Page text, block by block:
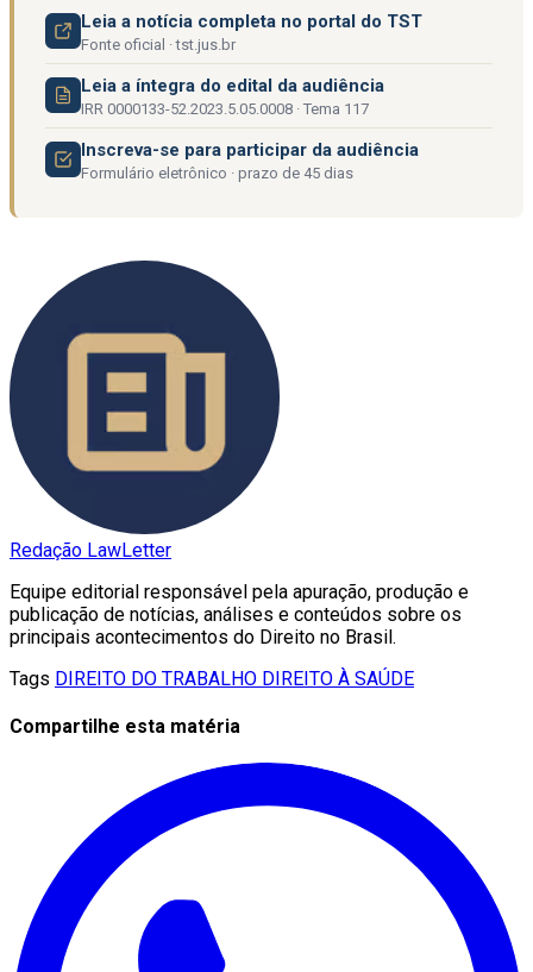
Leia a notícia completa no portal do TST
Fonte oficial · tst.jus.br
Leia a íntegra do edital da audiência
IRR 0000133-52.2023.5.05.0008 · Tema 117
Inscreva-se para participar da audiência
Formulário eletrônico · prazo de 45 dias
Redação LawLetter
Equipe editorial responsável pela apuração, produção e
publicação de notícias, análises e conteúdos sobre os
principais acontecimentos do Direito no Brasil.
Tags DIREITO DO TRABALHO DIREITO À SAÚDE
Compartilhe esta matéria